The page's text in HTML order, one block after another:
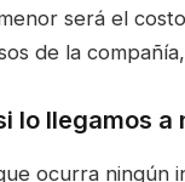
será el
de la
lo llegamos a
ocurra